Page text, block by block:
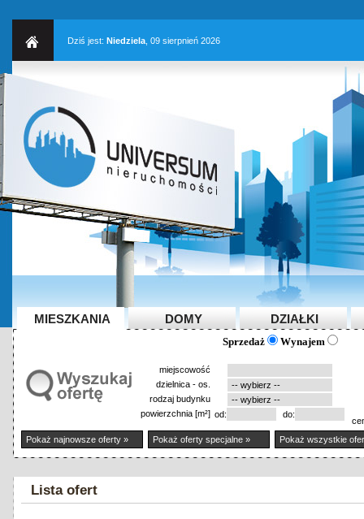
Dziś jest: Niedziela , 09 sierpnień 2026
Sprzedaż Wynajem
MIESZKANIA DOMY DZIAŁKI
miejscowość
dzielnica - os.
rodzaj budynku
powierzchnia [m²] od: do:
Pokaż najnowsze oferty »
Pokaż oferty specjalne » Pokaż wszystkie
Lista ofert